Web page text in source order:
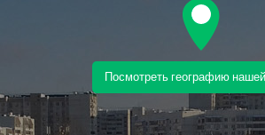
Посмотреть географию